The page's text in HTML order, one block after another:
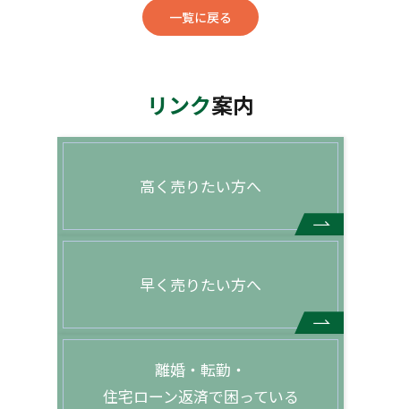
一覧に戻る
リンク案内
高く売りたい方へ
早く売りたい方へ
離婚・転勤・
住宅ローン返済で困っている